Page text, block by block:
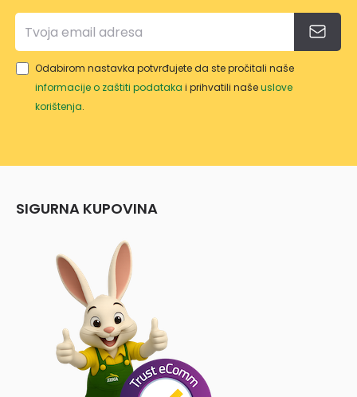
Odabirom nastavka potvrđujete da ste pročitali naše
informacije o zaštiti podataka i prihvatili našeuslove
korištenja.
SIGURNA KUPOVINA